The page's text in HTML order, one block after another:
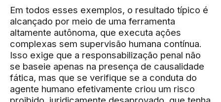
Em todos esses exemplos, o resultado típico é
alcançado por meio de uma ferramenta
altamente autônoma, que executa ações
complexas sem supervisão humana contínua.
Isso exige que a responsabilização penal não
se baseie apenas na presença de causalidade
fática, mas que se verifique se a conduta do
agente humano efetivamente criou um risco